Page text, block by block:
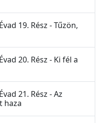
19. Rész - Tűzön,
20. Rész - Ki fél a
21. Rész - Az
haza